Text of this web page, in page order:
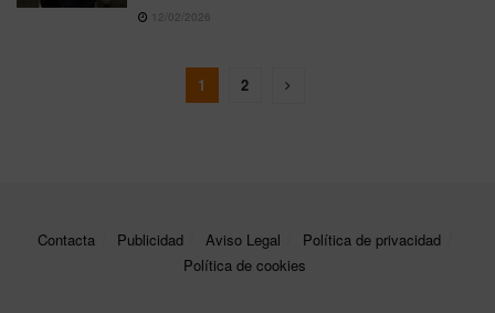
12/02/2026
1 2
Contacta Publicidad Aviso Legal
Política de privacidad
Política de cookies